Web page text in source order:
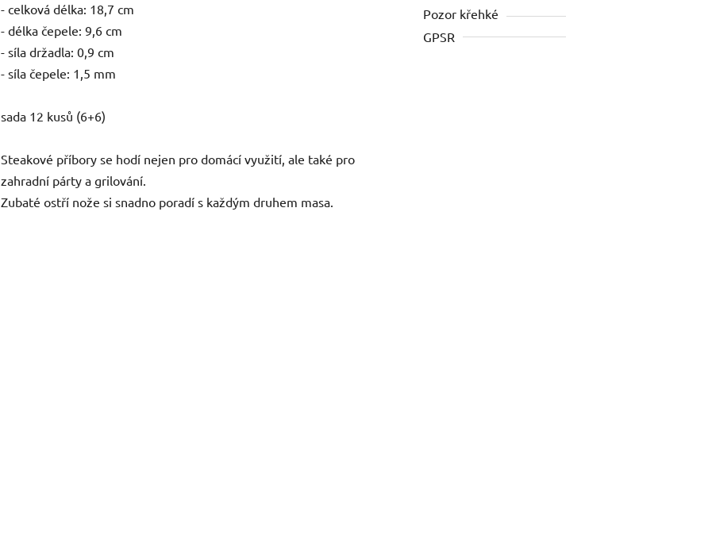
- celková délka: 18,7 cm
- délka čepele: 9,6 cm
- síla držadla: 0,9 cm
- síla čepele: 1,5 mm
sada 12 kusů (6+6)
Steakové příbory se hodí nejen pro domácí využití, ale také pro
zahradní párty a grilování.
Zubaté ostří nože si snadno poradí s každým druhem masa.
Pozor křehké
GPSR